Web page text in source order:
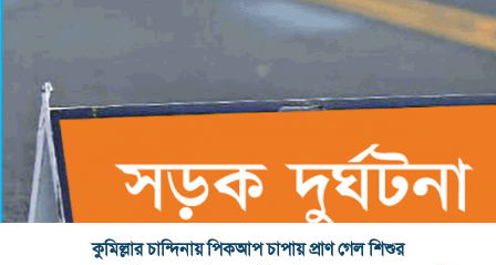
কুমিল্লার চান্দিনায় পিকআপ চাপায় প্রাণ গেল শিশুর